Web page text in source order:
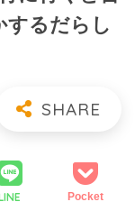
するだらし
Pocket